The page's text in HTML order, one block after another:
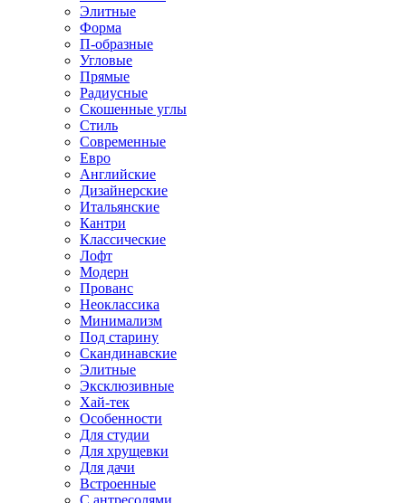
Элитные
Форма
П-образные
Угловые
Прямые
Радиусные
Скошенные углы
Стиль
Современные
Евро
Английские
Дизайнерские
Итальянские
Кантри
Классические
Лофт
Модерн
Прованс
Неоклассика
Минимализм
Под старину
Скандинавские
Элитные
Эксклюзивные
Хай-тек
Особенности
Для студии
Для хрущевки
Для дачи
Встроенные
С антресолями